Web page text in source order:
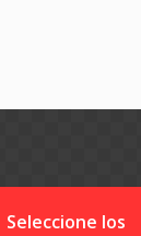
Seleccione los